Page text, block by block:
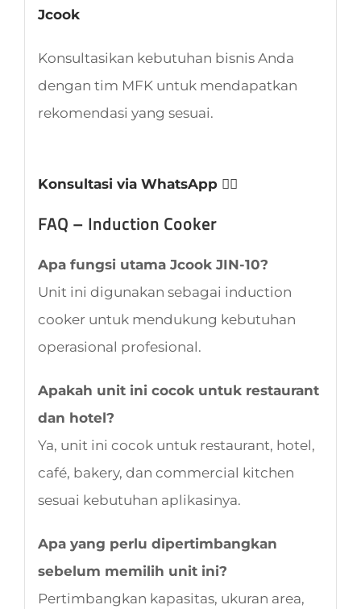
Jcook
Konsultasikan kebutuhan bisnis Anda
dengan tim MFK untuk mendapatkan
rekomendasi yang sesuai.
Konsultasi via WhatsApp 👈🏻
FAQ – Induction Cooker
Apa fungsi utama Jcook JIN-10?
Unit ini digunakan sebagai induction
cooker untuk mendukung kebutuhan
operasional profesional.
Apakah unit ini cocok untuk restaurant
dan hotel?
Ya, unit ini cocok untuk restaurant, hotel,
café, bakery, dan commercial kitchen
sesuai kebutuhan aplikasinya.
Apa yang perlu dipertimbangkan
sebelum memilih unit ini?
Pertimbangkan kapasitas, ukuran area,